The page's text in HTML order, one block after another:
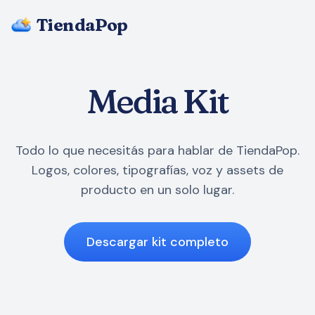
TiendaPop
Blog
Preguntas Frecuentes
Empezar gratis
Media Kit
Todo lo que necesitás para hablar de TiendaPop.
Logos, colores, tipografías, voz y assets de
producto en un solo lugar.
Descargar kit completo